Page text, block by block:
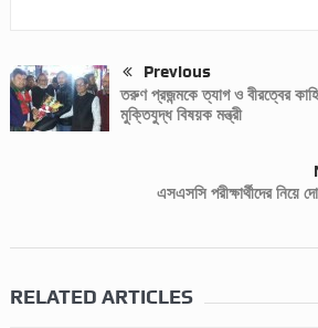
Previous
তরুণ প্রজন্মকে ত্যাগ ও বীরত্বের
মুক্তিযুদ্ধ বিষয়ক মন্ত্রী
এসএসসি পরীক্ষার্থীদের নিয়ে
RELATED ARTICLES